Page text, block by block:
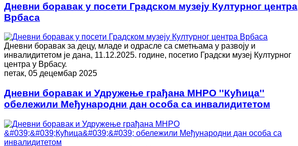
Дневни боравак у посети Градском музеју Културног центра
Врбаса
Дневни боравак за децу, младе и одрасле са сметњама у развоју и
инвалидитетом је дана, 11.12.2025. године, посетио Градски музеј Културног
центра у Врбасу.
петак, 05 децембар 2025
Дневни боравак и Удружење грађана МНРО ''Кућица''
обележили Међународни дан особа са инвалидитетом